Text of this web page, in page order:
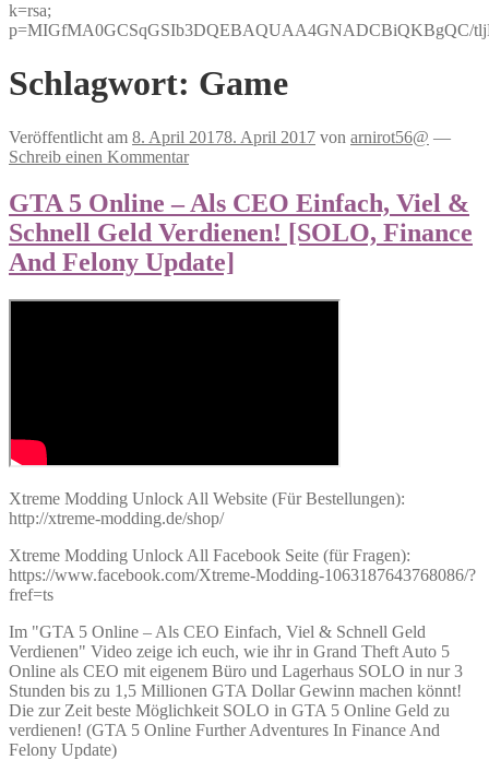
k=rsa;
p=MIGfMA0GCSqGSIb3DQEBAQUAA4GNADCBiQKBgQC/
Schlagwort: Game
Veröffentlicht am 8. April 20178. April 2017 von arnirot56@ —
Schreib einen Kommentar
GTA 5 Online – Als CEO Einfach, Viel &
Schnell Geld Verdienen! [SOLO, Finance
And Felony Update]
Xtreme Modding Unlock All Website (Für Bestellungen):
http://xtreme-modding.de/shop/
Xtreme Modding Unlock All Facebook Seite (für Fragen):
https://www.facebook.com/Xtreme-Modding-1063187643768086/?
fref=ts
Im "GTA 5 Online – Als CEO Einfach, Viel & Schnell Geld
Verdienen" Video zeige ich euch, wie ihr in Grand Theft Auto 5
Online als CEO mit eigenem Büro und Lagerhaus SOLO in nur 3
Stunden bis zu 1,5 Millionen GTA Dollar Gewinn machen könnt!
Die zur Zeit beste Möglichkeit SOLO in GTA 5 Online Geld zu
verdienen! (GTA 5 Online Further Adventures In Finance And
Felony Update)